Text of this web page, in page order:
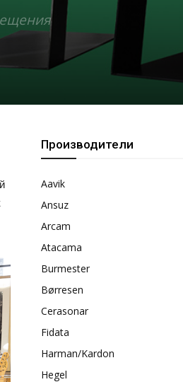
Производители
Aavik
Ansuz
Arcam
Atacama
Burmester
Børresen
Cerasonar
Fidata
Harman/Kardon
Hegel